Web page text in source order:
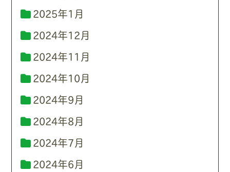
2025年1月
2024年12月
2024年11月
2024年10月
2024年9月
2024年8月
2024年7月
2024年6月